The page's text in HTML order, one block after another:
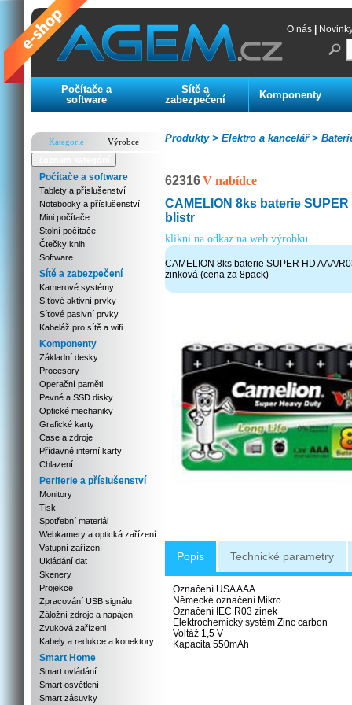
O nás
Počítače a
software
Sítě a
zabezpečení
Komponenty
Kategorie
Výrobce
Počítače a software
Tablety a příslušenství
Notebooky a příslušenství
Mini počítače
Stolní počítače
Čtečky knih
Software
Sítě a zabezpečení
Kamerové systémy
Síťové aktivní prvky
Síťové pasivní prvky
Kabeláž pro sítě a wifi
Komponenty
Základní desky
Procesory
Operační paměti
Pevné a SSD disky
Optické mechaniky
Grafické karty
Case a zdroje
Přídavné interní karty
Chlazení
Periferie a příslušenství
Monitory
Tisk
Spotřební materiál
Webkamery a optická zařízení
Vstupní zařízení
Ukládání dat
Skenery
Projekce
Zpracování USB signálu
Záložní zdroje a napájení
Zvuková zařízeni
Kabely a redukce a konektory
Smart Home
Smart ovládání
Smart osvětlení
Smart zásuvky
Elektro a kancelář >
Produkty >
62316V nabídce
CAMELION 8ks baterie
blistr
klikni na odkaz na web výrobku
CAMELION 8ks baterie SUPER HD AAA/
zinková (cena za 8pack)
Popis Technické parametry
Označení USA AAA
Německé označení Mikro
Označení IEC R03 zinek
Elektrochemický systém Zinc carbon
Voltáž 1,5 V
Kapacita 550mAh